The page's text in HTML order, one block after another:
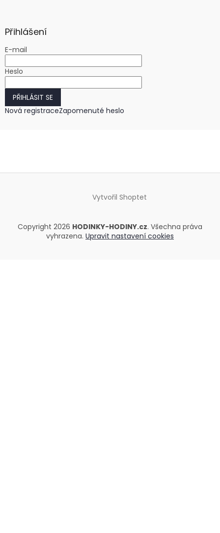
Přihlášení
E-mail
Heslo
PŘIHLÁSIT SE
Nová registraceZapomenuté heslo
Vytvořil Shoptet
Copyright 2026 HODINKY-HODINY.cz. Všechna práva
vyhrazena. Upravit nastavení cookies